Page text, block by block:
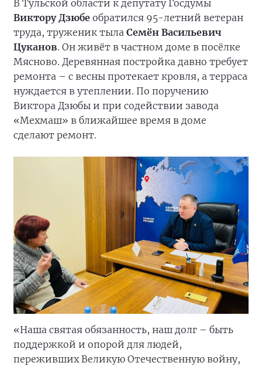
В Тульской области к депутату Госдумы
Виктору Дзюбе обратился 95-летний ветеран
труда, труженик тыла Семён Васильевич
Цуканов. Он живёт в частном доме в посёлке
Мясново. Деревянная постройка давно требует
ремонта – с весны протекает кровля, а терраса
нуждается в утеплении. По поручению
Виктора Дзюбы и при содействии завода
«Мехмаш» в ближайшее время в доме
сделают ремонт.
«Наша святая обязанность, наш долг – быть
поддержкой и опорой для людей,
переживших Великую Отечественную войну,